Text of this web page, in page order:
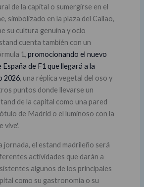
de la capital o sumergirse en el
simbolizado en la plaza del Callao,
su cultura genuina y ocio
cuenta también con un
1, promocionando el nuevo
de F1 que llegará a la
2026, una réplica vegetal del oso y
puntos donde llevarse un
de la capital como una pared
de Madrid o el luminoso con la
vive'.
jornada, el estand madrileño será
actividades que darán a
algunos de los principales
como su gastronomía o su